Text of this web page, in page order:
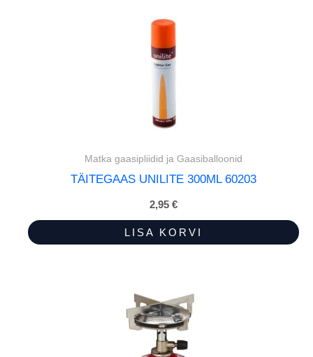
Matka gaasipliidid ja Gaasiballoonid
TÄITEGAAS UNILITE 300ML 60203
2,95 €
LISA KORVI